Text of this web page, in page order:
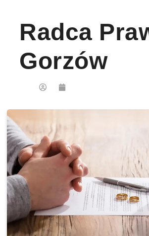
Radca
Gorzów